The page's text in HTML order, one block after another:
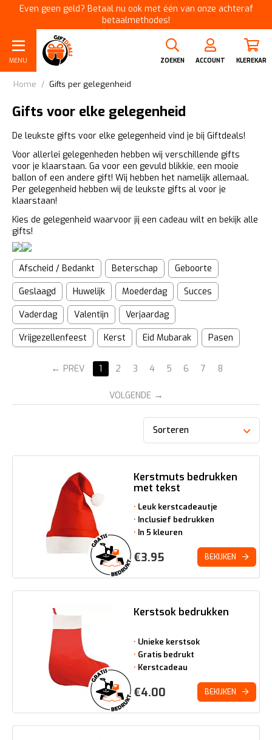
Even geen geld? Betaal nu ook met één van onze achteraf
betaalmethodes!
MENU ZOEKEN ACCOUNT KLEREKAR
Home / Gifts per gelegenheid
Gifts voor elke gelegenheid
De leukste gifts voor elke gelegenheid vind je bij Giftdeals!
Voor allerlei gelegenheden hebben wij verschillende gifts
voor je klaarstaan. Ga voor een gevuld blikkie, een mooie
ballon of een andere gift! Wij hebben het namelijk allemaal.
Per gelegenheid hebben wij de leukste gifts al voor je
klaarstaan!
Kies de gelegenheid waarvoor jij een cadeau wilt en bekijk alle
gifts!
Afscheid / Bedankt Beterschap
Geboorte
Geslaagd
Huwelijk Moederdag
Succes
Vaderdag
Valentijn
Verjaardag
Vrijgezellenfeest
Kerst Eid Mubarak Pasen
PREV 1 2 3 4 5 6 7 8
VOLGENDE
Sorteren
Kerstmuts bedrukken
met tekst
Leuk kerstcadeautje
Inclusief bedrukken
In 5 kleuren
€3.95 BEKIJKEN
Kerstsok bedrukken
Unieke kerstsok
Gratis bedrukt
Kerstcadeau
€4.00 BEKIJKEN